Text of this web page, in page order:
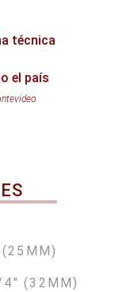
técnica
el país
(32MM)